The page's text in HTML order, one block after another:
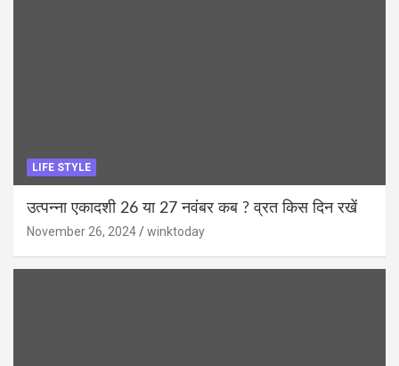
LIFE STYLE
उत्पन्ना एकादशी 26 या 27 नवंबर कब ? व्रत किस दिन रखें
November 26, 2024 winktoday